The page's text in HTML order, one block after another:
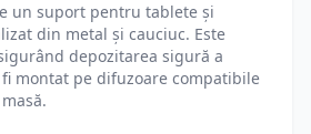
un suport pentru tablete și
din metal și cauciuc. Este
depozitarea sigură a
montat pe difuzoare compatibile